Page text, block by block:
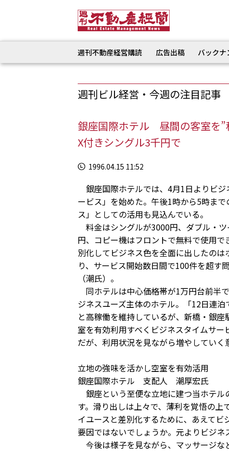
週刊不動産経営購読 広告出稿 バック
週刊ビル経営・今週の注目記事
銀座国際ホテル 昼間の客室を
X付きシングル3千円で
1996.04.15 11:52
銀座国際ホテルでは、4月1日よりビ
ービス」を始めた。午後1時から5時ま
ス」としての活用も見込んでいる。
料金はシングルが3000円、ダブル・
円、コピー機はフロントで無料で使用
別化してビジネス色を全面に出したの
り、サービス開始数日間で100件を超す
（潮氏）。
同ホテルは中心価格帯が1万円台前半
ジネスユーズ主体のホテル。「12日連
と高稼働を維持しているが、新橋・銀
室を有効利用すべくビジネスタイムサ
だが、利用状況を見ながら増やしていく
立地の強味を活かし空室を有効活用
銀座国際ホテル 支配人 潮厚宏氏
銀座という至便な立地に建つ当ホテ
す。滑り出しは上々で、薄利を覚悟の
イユースと差別化するために、あえて
要因ではないでしょうか。元よりビジ
今後は様子を見ながら、マッサージな